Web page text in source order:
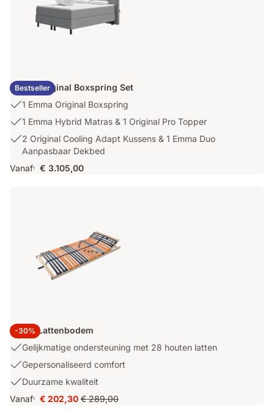
Bestseller
Emma Original Boxspring Set
USP
Emma
Original
Boxspring
1 Emma Original Boxspring
USP
Emma
Hybrid
1 Emma Hybrid Matras & 1 Original Pro Topper
USP
2
Original
Aanpasbaar
2 Original Cooling Adapt Kussens & 1 Emma Duo
Aanpasbaar Dekbed
Vanaf1 € 3.105,00
-30%
Emma Lattenbodem
Gelijkmatige
ondersteuning
met
28
houten
Gelijkmatige ondersteuning met 28 houten latten
Gepersonaliseerd
comfort
Gepersonaliseerd comfort
Duurzame
kwaliteit
Duurzame kwaliteit
Vanaf1
Prijs
€ 202,30 Oorspronkelijke
€ 289,00